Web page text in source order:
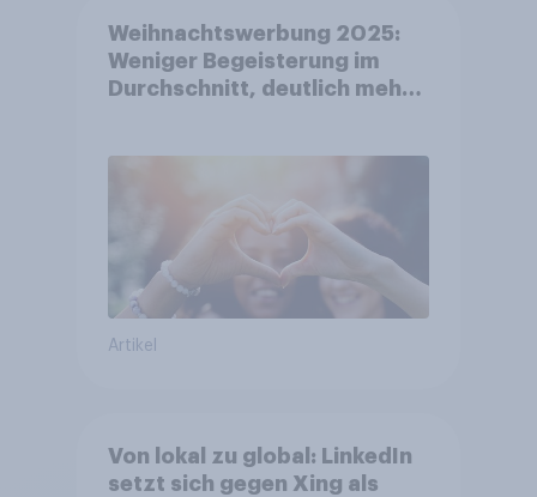
Weihnachtswerbung 2025:
Weniger Begeisterung im
Durchschnitt, deutlich mehr
Artikel
Von lokal zu global: LinkedIn
setzt sich gegen Xing als